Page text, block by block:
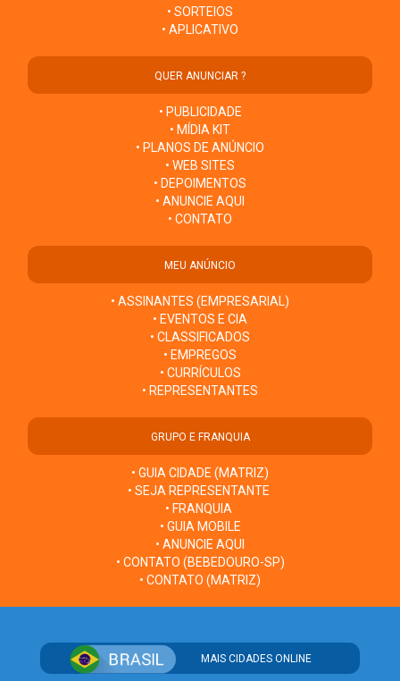
• SORTEIOS
• APLICATIVO
QUER ANUNCIAR ?
• PUBLICIDADE
• MÍDIA KIT
• PLANOS DE ANÚNCIO
• WEB SITES
• DEPOIMENTOS
• ANUNCIE AQUI
• CONTATO
MEU ANÚNCIO
• ASSINANTES (EMPRESARIAL)
• EVENTOS E CIA
• CLASSIFICADOS
• EMPREGOS
• CURRÍCULOS
• REPRESENTANTES
GRUPO E FRANQUIA
• GUIA CIDADE (MATRIZ)
• SEJA REPRESENTANTE
• FRANQUIA
• GUIA MOBILE
• ANUNCIE AQUI
• CONTATO (BEBEDOURO-SP)
• CONTATO (MATRIZ)
MAIS CIDADES ONLINE